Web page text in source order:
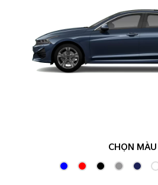
CHỌN MÀU